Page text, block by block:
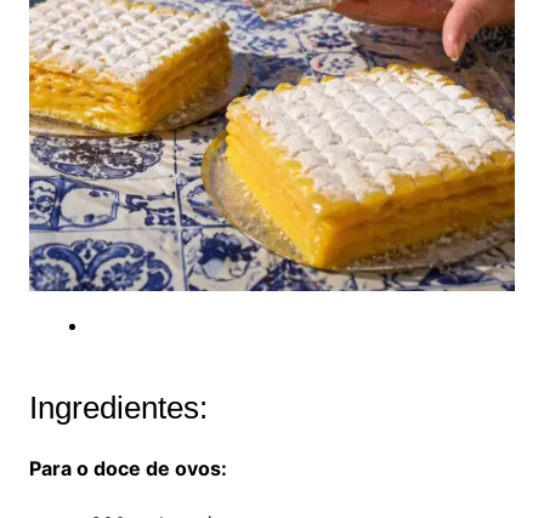
Ingredientes:
Para o doce de ovos: